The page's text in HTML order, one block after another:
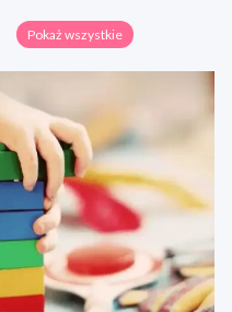
Pokaż wszystkie